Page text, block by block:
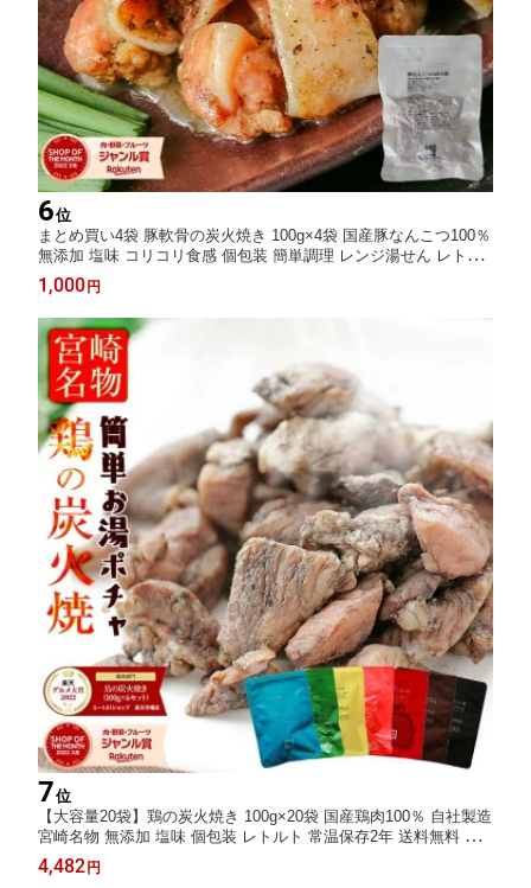
6位
まとめ買い4袋 豚軟骨の炭火焼き 100g×4袋 国産豚なんこつ100％
無添加 塩味 コリコリ食感 個包装 簡単調理 レンジ湯せん レトル
ト 宮崎名物 おうち居酒屋 保存食 備蓄 ローリングストック ネコ
ポス高評価★4.7 レビュー500件超
1,000 円
7位
【大容量20袋】鶏の炭火焼き 100g×20袋 国産鶏肉100％ 自社製造
宮崎名物 無添加 塩味 個包装 レトルト 常温保存2年 送料無料 ま
とめ買い 業務用 家飲み 晩酌 お弁当 時短おかず 保存食 備蓄 ロー
リングストック ストック最適 コスパ重視
4,482 円